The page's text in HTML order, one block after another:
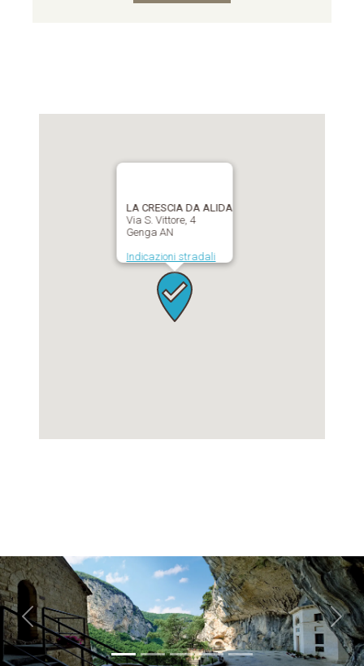
LA CRESCIA DA ALIDA
Via S. Vittore, 4
Genga AN
Indicazioni stradali
Indietro
Vai ai contenuti della pagina
Vai all'intestazione della pagina